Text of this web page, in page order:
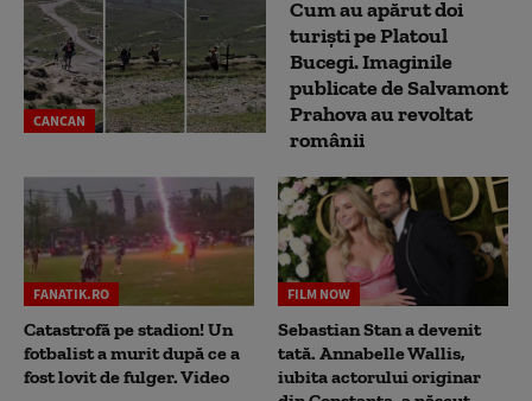
CANCAN
Cum au apărut doi
turiști pe Platoul
Bucegi. Imaginile
publicate de Salvamont
Prahova au revoltat
românii
FANATIK.RO
Catastrofă pe stadion! Un
fotbalist a murit după ce a
fost lovit de fulger. Video
FILM NOW
Sebastian Stan a devenit
tată. Annabelle Wallis,
iubita actorului originar